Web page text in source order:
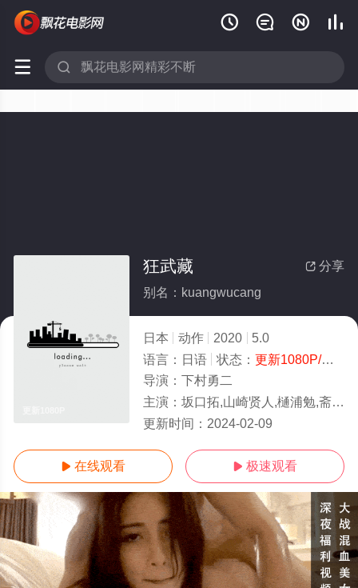
   
 
 分享
狂武藏
别名：kuangwucang
日本 动作 2020
5.0
语言： 日语 状态： 更新1080P/高清
导演： 下村勇二
主演： 坂口拓,山崎贤人,樋浦勉,斋藤洋介,山中新,森本のぶ
更新时间： 2024-02-09
 在线观看  极速观看